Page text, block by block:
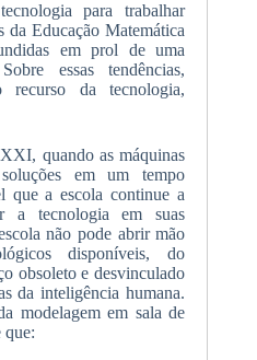
para trabalhar
da Educação Matemática
em prol de uma
essas tendências,
da tecnologia,
quando as máquinas
em um tempo
que a escola continue a
a tecnologia em suas
não pode abrir mão
disponíveis, do
obsoleto e desvinculado
da inteligência humana.
modelagem em sala de
que: